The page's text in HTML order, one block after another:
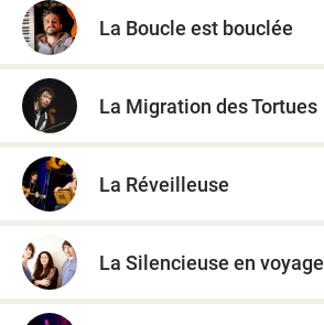
La Boucle est bouclée
La Migration des Tortues
La Réveilleuse
La Silencieuse en voyage